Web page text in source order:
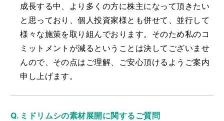
成長する中、より多くの方に株主になって頂きたい
と思っており、個人投資家様とも併せて、並行して
様々な施策を取り組んでおります。そのため私のコ
ミットメントが減るということは決してございませ
んので、その点はご理解、ご安心頂けるようご案内
申し上げます。
ミドリムシの素材展開に関するご質問